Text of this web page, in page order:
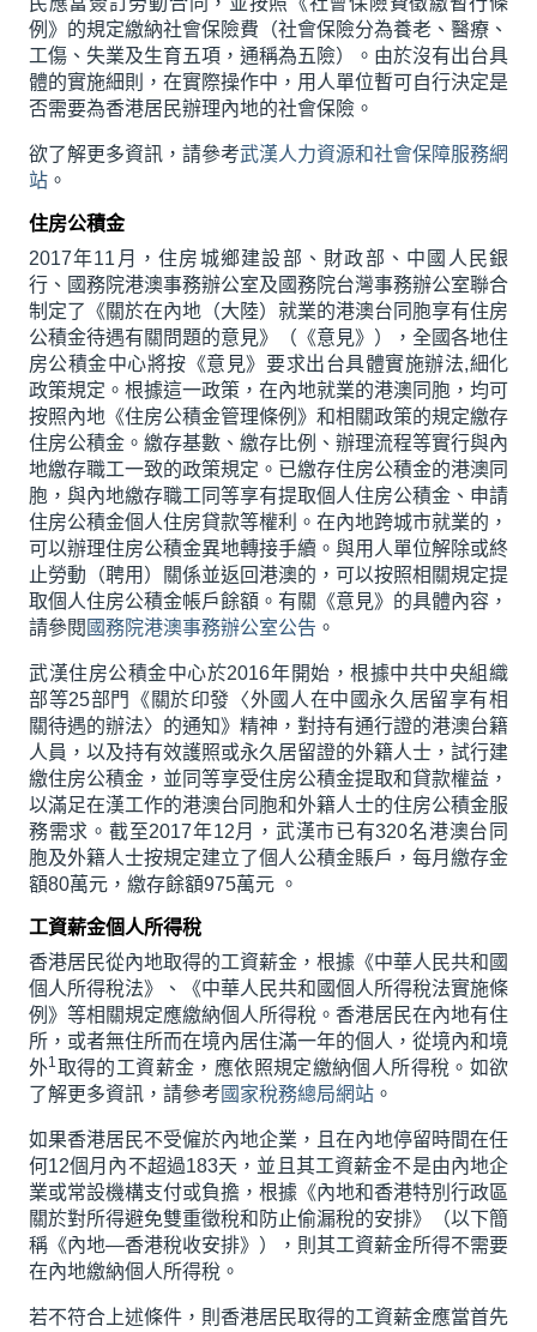
例》的規定繳納社會保險費（社會保險分為養老、醫療、
工傷、失業及生育五項，通稱為五險）。由於沒有出台具
體的實施細則，在實際操作中，用人單位暫可自行決定是
否需要為香港居民辦理內地的社會保險。
欲了解更多資訊，請參考武漢人力資源和社會保障服務網
站。
住房公積金
2017年11月，住房城鄉建設部、財政部、中國人民銀
行、國務院港澳事務辦公室及國務院台灣事務辦公室聯合
制定了《關於在內地（大陸）就業的港澳台同胞享有住房
公積金待遇有關問題的意見》（《意見》），全國各地住
房公積金中心將按《意見》要求出台具體實施辦法,細化
政策規定。根據這一政策，在內地就業的港澳同胞，均可
按照內地《住房公積金管理條例》和相關政策的規定繳存
住房公積金。繳存基數、繳存比例、辦理流程等實行與內
地繳存職工一致的政策規定。已繳存住房公積金的港澳同
胞，與內地繳存職工同等享有提取個人住房公積金、申請
住房公積金個人住房貸款等權利。在內地跨城市就業的，
可以辦理住房公積金異地轉接手續。與用人單位解除或終
止勞動（聘用）關係並返回港澳的，可以按照相關規定提
取個人住房公積金帳戶餘額。有關《意見》的具體內容，
請參閱 國務院港澳事務辦公室公告 。
武漢住房公積金中心於2016年開始，根據中共中央組織
部等25部門《關於印發〈外國人在中國永久居留享有相
關待遇的辦法〉的通知》精神，對持有通行證的港澳台籍
人員，以及持有效護照或永久居留證的外籍人士，試行建
繳住房公積金，並同等享受住房公積金提取和貸款權益，
以滿足在漢工作的港澳台同胞和外籍人士的住房公積金服
務需求。截至2017年12月，武漢市已有320名港澳台同
胞及外籍人士按規定建立了個人公積金賬戶，每月繳存金
額80萬元，繳存餘額975萬元 。
工資薪金個人所得稅
香港居民從內地取得的工資薪金，根據《中華人民共和國
個人所得稅法》、《中華人民共和國個人所得稅法實施條
例》等相關規定應繳納個人所得稅。香港居民在內地有住
所，或者無住所而在境內居住滿一年的個人，從境內和境
外1取得的工資薪金，應依照規定繳納個人所得稅。如欲
了解更多資訊，請參考 國家稅務總局網站。
如果香港居民不受僱於內地企業，且在內地停留時間在任
何12個月內不超過183天，並且其工資薪金不是由內地企
業或常設機構支付或負擔，根據《內地和香港特別行政區
關於對所得避免雙重徵稅和防止偷漏稅的安排》（以下簡
稱《內地—香港稅收安排》），則其工資薪金所得不需要
在內地繳納個人所得稅。
若不符合上述條件，則香港居民取得的工資薪金應當首先